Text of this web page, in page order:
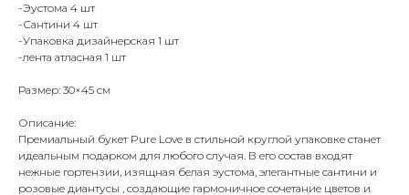
-Эустома 4 шт
-Сантини 4 шт
-Упаковка дизайнерская 1 шт
-лента атласная 1 шт
Размер: 30×45 см
Описание:
Премиальный букет Pure Love в стильной круглой упаковке станет
идеальным подарком для любого случая. В его состав входят
нежные гортензии, изящная белая эустома, элегантные сантини и
розовые диантусы , создающие гармоничное сочетание цветов и